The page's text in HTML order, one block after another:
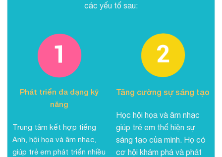
các yếu tố sau:
Phát triển đa dạng kỹ
năng
Trung tâm kết hợp tiếng
Anh, hội họa và âm nhạc,
giúp trẻ em phát triển nhiều
Tăng cường sự sáng tạo
Học hội họa và âm nhạc
giúp trẻ em thể hiện sự
sáng tạo của mình. Họ có
cơ hội khám phá và phát